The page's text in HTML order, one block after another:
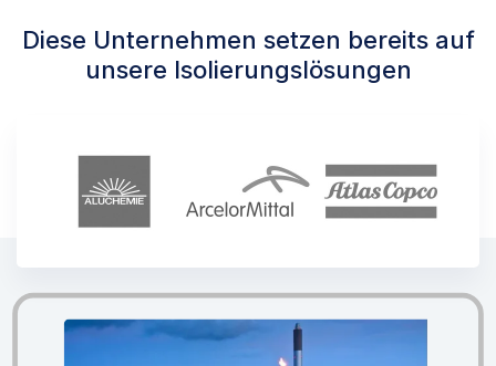
Diese Unternehmen setzen bereits auf
unsere Isolierungslösungen